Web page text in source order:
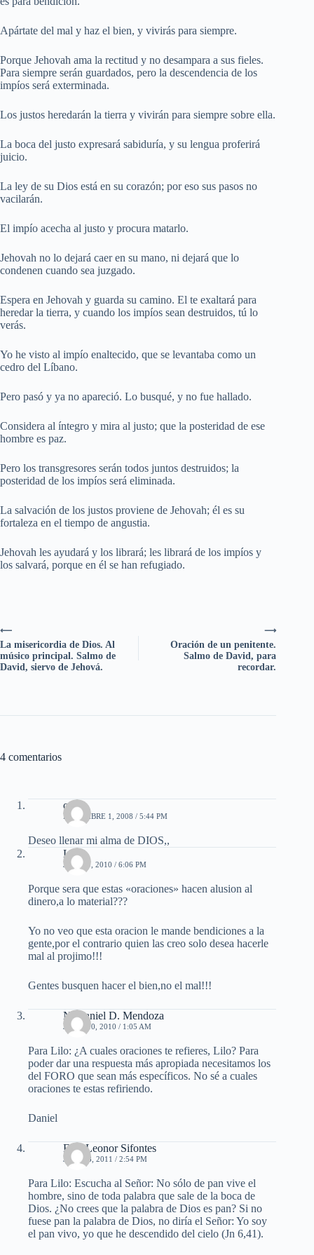
Apártate del mal y haz el bien, y vivirás para siempre.
Porque Jehovah ama la rectitud y no desampara a sus fieles.
Para siempre serán guardados, pero la descendencia de los
impíos será exterminada.
Los justos heredarán la tierra y vivirán para siempre sobre ella.
La boca del justo expresará sabiduría, y su lengua proferirá
juicio.
La ley de su Dios está en su corazón; por eso sus pasos no
vacilarán.
El impío acecha al justo y procura matarlo.
Jehovah no lo dejará caer en su mano, ni dejará que lo
condenen cuando sea juzgado.
Espera en Jehovah y guarda su camino. El te exaltará para
heredar la tierra, y cuando los impíos sean destruidos, tú lo
verás.
Yo he visto al impío enaltecido, que se levantaba como un
cedro del Líbano.
Pero pasó y ya no apareció. Lo busqué, y no fue hallado.
Considera al íntegro y mira al justo; que la posteridad de ese
hombre es paz.
Pero los transgresores serán todos juntos destruidos; la
posteridad de los impíos será eliminada.
La salvación de los justos proviene de Jehovah; él es su
fortaleza en el tiempo de angustia.
Jehovah les ayudará y los librará; les librará de los impíos y
los salvará, porque en él se han refugiado.
⟶
Oración de un penitente.
Salmo de David, para
recordar.
⟵
La misericordia de Dios. Al
músico principal. Salmo de
David, siervo de Jehová.
4 comentarios
orlin
DICIEMBRE 1, 2008 / 5:44 PM
Deseo llenar mi alma de DIOS,,
Lilo
JULIO 9, 2010 / 6:06 PM
Porque sera que estas «oraciones» hacen alusion al
dinero,a lo material???
Yo no veo que esta oracion le mande bendiciones a la
gente,por el contrario quien las creo solo desea hacerle
mal al projimo!!!
Gentes busquen hacer el bien,no el mal!!!
Nathaniel D. Mendoza
JULIO 10, 2010 / 1:05 AM
Para Lilo: ¿A cuales oraciones te refieres, Lilo? Para
poder dar una respuesta más apropiada necesitamos los
del FORO que sean más específicos. No sé a cuales
oraciones te estas refiriendo.
Daniel
Elys Leonor Sifontes
JUNIO 8, 2011 / 2:54 PM
Para Lilo: Escucha al Señor: No sólo de pan vive el
hombre, sino de toda palabra que sale de la boca de
Dios. ¿No crees que la palabra de Dios es pan? Si no
fuese pan la palabra de Dios, no diría el Señor: Yo soy
el pan vivo, yo que he descendido del cielo (Jn 6,41).